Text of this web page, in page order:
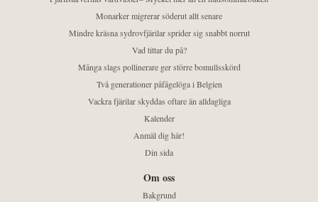
Monarker migrerar söderut allt senare
Mindre kräsna sydrovfjärilar sprider sig snabbt norrut
Vad tittar du på?
Många slags pollinerare ger större bomullsskörd
Två generationer påfågelöga i Belgien
Vackra fjärilar skyddas oftare än alldagliga
Kalender
Anmäl dig här!
Din sida
Om oss
Bakgrund